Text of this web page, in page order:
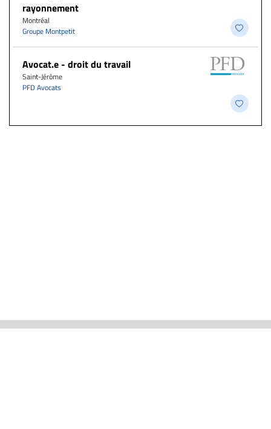
rayonnement
Montréal
Groupe Montpetit
Avocat.e - droit du travail
Saint-Jérôme
PFD Avocats